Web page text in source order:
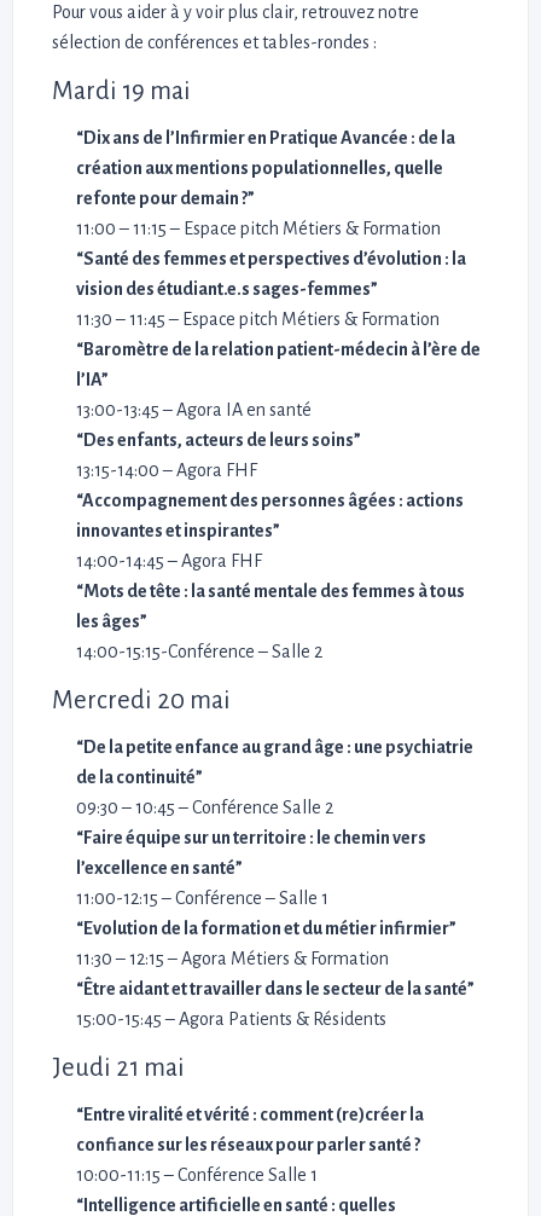
Pour vous aider à y voir plus clair, retrouvez notre
sélection de conférences et tables-rondes :
Mardi 19 mai
“Dix ans de l’Infirmier en Pratique Avancée : de la
création aux mentions populationnelles, quelle
refonte pour demain ?”
11:00 – 11:15 – Espace pitch Métiers & Formation
“Santé des femmes et perspectives d’évolution : la
vision des étudiant.e.s sages-femmes”
11:30 – 11:45 – Espace pitch Métiers & Formation
“Baromètre de la relation patient-médecin à l’ère de
l’IA”
13:00-13:45 – Agora IA en santé
“Des enfants, acteurs de leurs soins”
13:15-14:00 – Agora FHF
“Accompagnement des personnes âgées : actions
innovantes et inspirantes”
14:00-14:45 – Agora FHF
“Mots de tête : la santé mentale des femmes à tous
les âges”
14:00-15:15-Conférence – Salle 2
Mercredi 20 mai
“De la petite enfance au grand âge : une psychiatrie
de la continuité”
09:30 – 10:45 – Conférence Salle 2
“Faire équipe sur un territoire : le chemin vers
l’excellence en santé”
11:00-12:15 – Conférence – Salle 1
“Evolution de la formation et du métier infirmier”
11:30 – 12:15 – Agora Métiers & Formation
“Être aidant et travailler dans le secteur de la santé”
15:00-15:45 – Agora Patients & Résidents
Jeudi 21 mai
“Entre viralité et vérité : comment (re)créer la
confiance sur les réseaux pour parler santé ?
10:00-11:15 – Conférence Salle 1
“Intelligence artificielle en santé : quelles